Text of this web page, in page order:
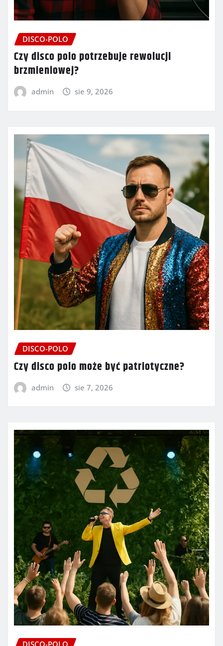
DISCO-POLO
Czy disco polo potrzebuje rewolucji
brzmieniowej?
admin sie 9, 2026
DISCO-POLO
Czy disco polo może być patriotyczne?
admin sie 7, 2026